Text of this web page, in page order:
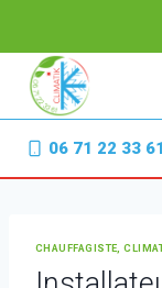
contenu
06 71 22 33 61
CHAUFFAGISTE,